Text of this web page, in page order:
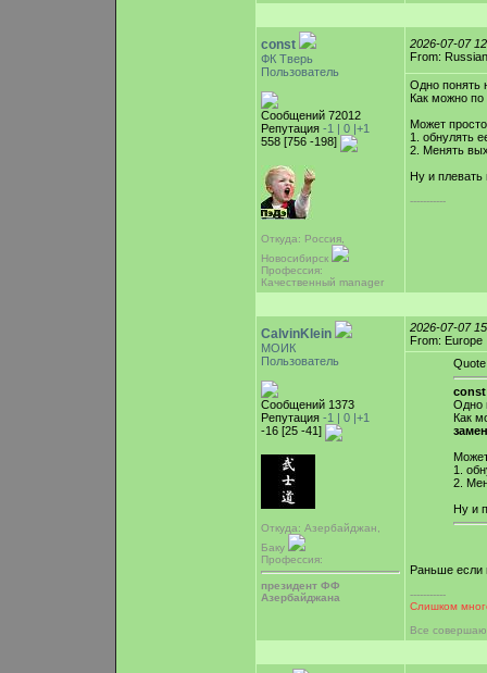
const
ФК Тверь
Пользователь
Сообщений 72012
Репутация -1 | 0 |+1
558 [756 -198]
Откуда: Россия,
Новосибирск
Профессия:
Качественный manager
2026-07-07
From:
Одно понять
Как можно по
Может
1. обнулять
2. Менять
Ну и плевать
-----------
CalvinKlein
МОИК
Пользователь
Сообщений 1373
Репутация -1 | 0 |+1
-16 [25 -41]
Откуда: Азербайджан,
Баку
Профессия:
президент ФФ
Азербайджана
2026-07-07
From: Europe
Quote
Одно
Как
1.
2.
Ну и
Раньше если
-----------
Слишком
Все